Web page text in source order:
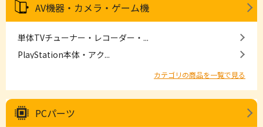
AV機器・カメラ・ゲーム機
単体TVチューナー・レコーダー・...
PlayStation本体・アク...
カテゴリの商品を一覧で見る
PCパーツ